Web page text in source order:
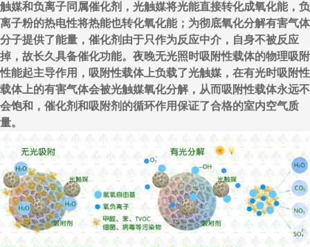
触媒和负离子同属催化剂，光触媒将光能直接转化成氧化能，负
离子粉的热电性将热能也转化氧化能；为彻底氧化分解有害气体
分子提供了能量，催化剂由于只作为反应中介，自身不被反应
掉，故长久具备催化功能。夜晚无光照时吸附性载体的物理吸附
性能起主导作用，吸附性载体上负载了光触媒，在有光时吸附性
载体上的有害气体会被光触媒氧化分解，从而吸附性载体永远不
会饱和，催化剂和吸附剂的循环作用保证了合格的室内空气质
量。